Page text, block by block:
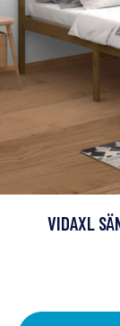
VIDAXL